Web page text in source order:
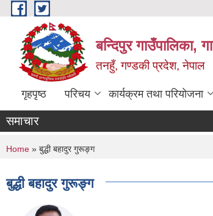
Skip to main content
बन्दिपुर गाउँपालिका,
तनहुँ, गण्डकी प्रदेश, नेपाल
गृहपृष्ठ परिचय कार्यक्रम तथा परियोजना
समाचार
You are here
Home » बुद्धी बहादुर गुरूङ्ग
बुद्धी बहादुर गुरूङ्ग